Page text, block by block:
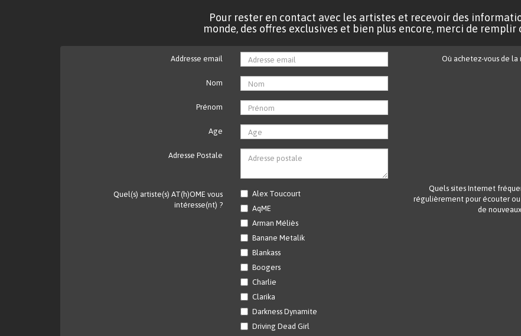
Pour rester en contact avec les artistes et recevoir des
monde, des offres exclusives et bien plus encore, merci de remplir
Addresse email
Nom
Prénom
Age
Adresse Postale
Quel(s) artiste(s) AT(h)OME vous
intéresse(nt) ?
Alex Toucourt
AqME
Arman Méliès
Banane Metalik
Blankass
Boogers
Charlie
Clarika
Darkness Dynamite
Driving Dead Girl
Où achetez-vous de la
Quels sites Internet
régulièrement pour écouter ou
de